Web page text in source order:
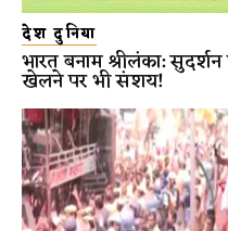
देश दुनिया
भारत बनाम श्रीलंका:
खेलने पर भी संशय!